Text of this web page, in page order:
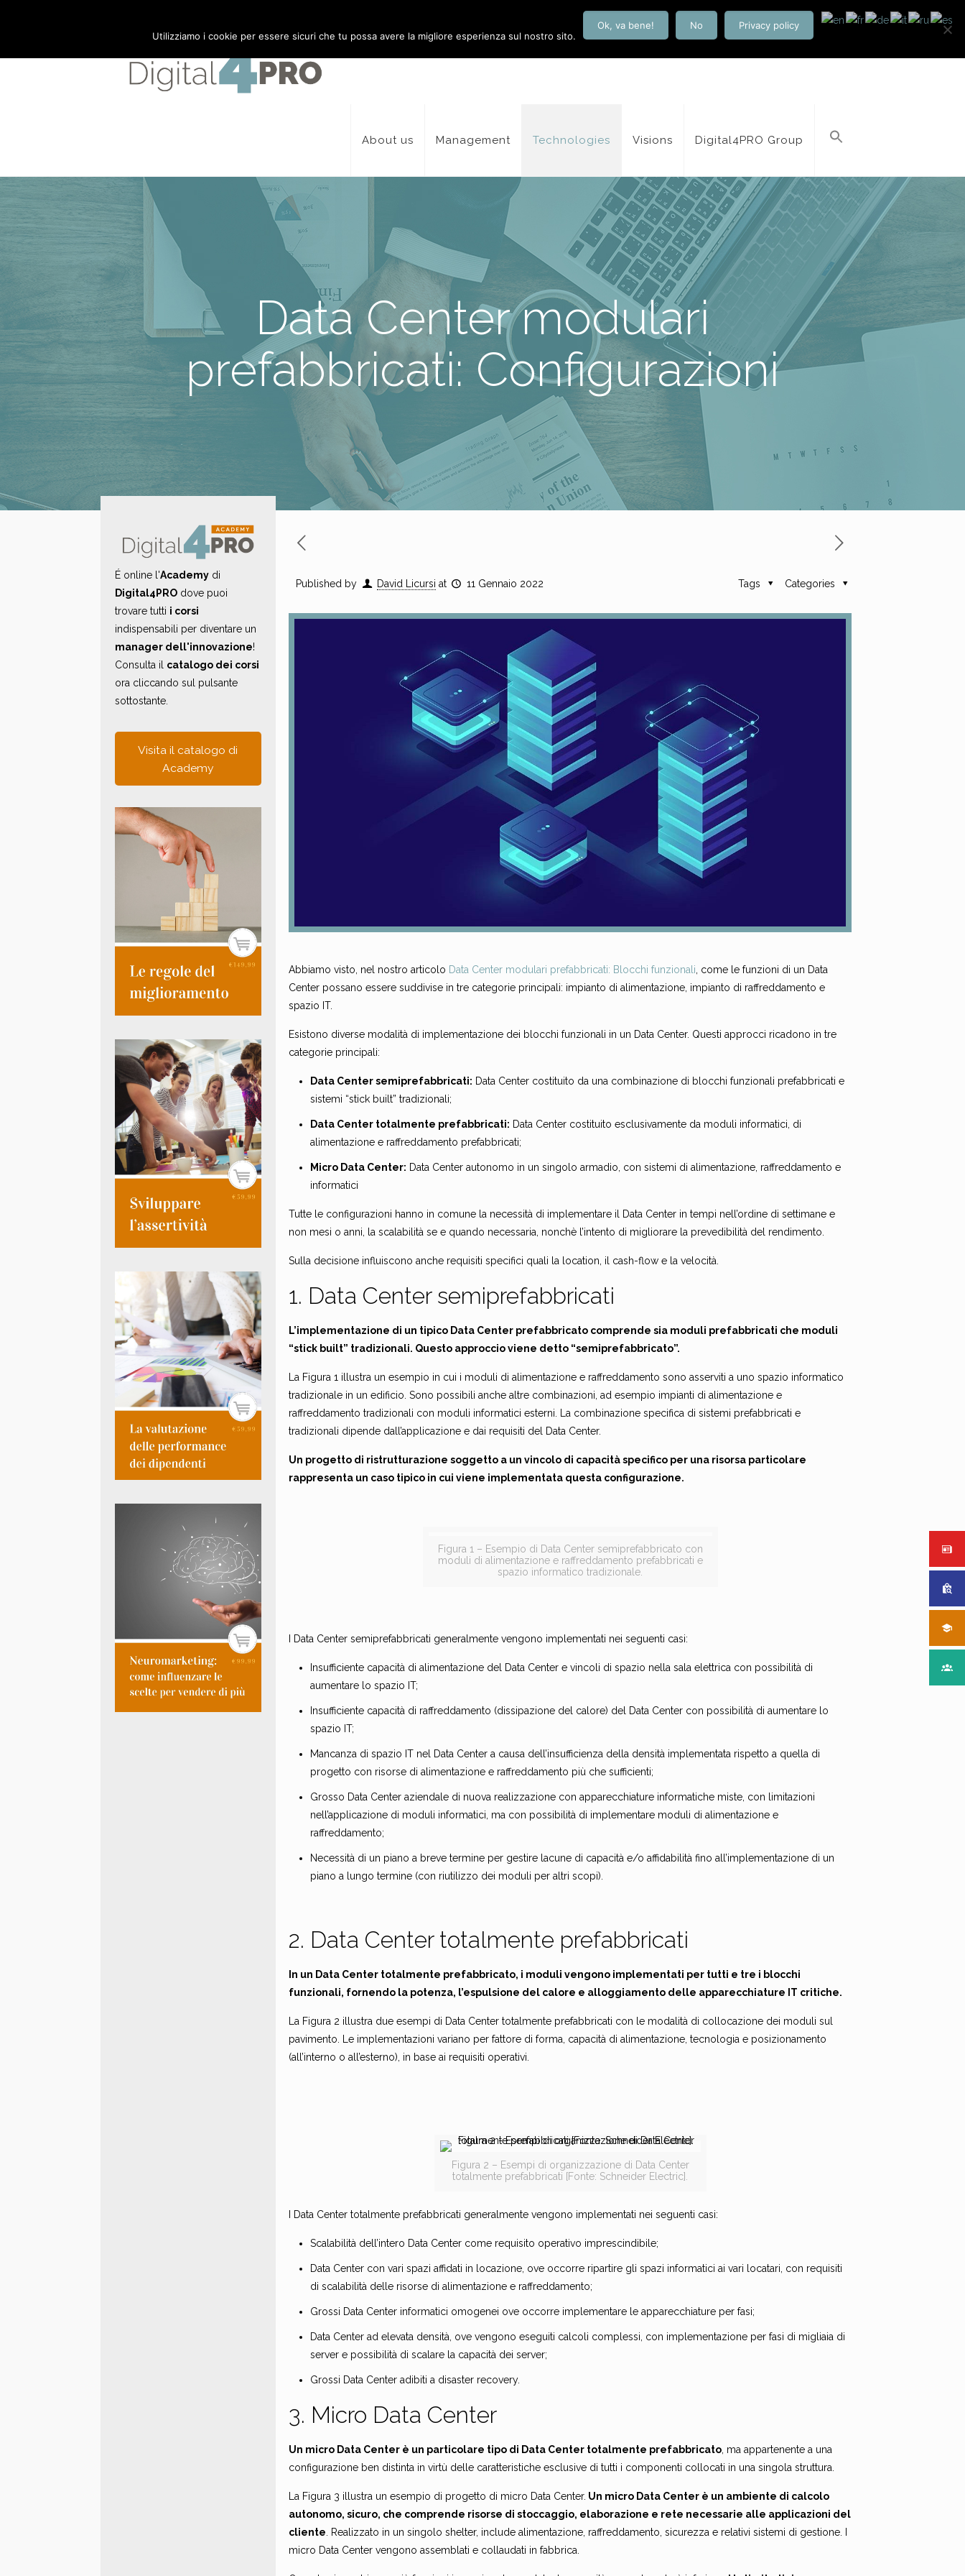
About us Management Technologies Visions Digital4PRO Group
Data Center modulari
prefabbricati: Configurazioni
Published by David Licursi at 11 Gennaio 2022 Categories
Tags
Abbiamo visto, nel nostro articolo Data Center modulari prefabbricati: Blocchi funzionali , come le funzioni di un Data
Center possano essere suddivise in tre categorie principali: impianto di alimentazione, impianto di raffreddamento e
spazio IT.
Esistono diverse modalità di implementazione dei blocchi funzionali in un Data Center. Questi approcci ricadono in tre
categorie principali:
Data Center semiprefabbricati: Data Center costituito da una combinazione di blocchi funzionali prefabbricati e
sistemi “stick built” tradizionali;
Data Center totalmente prefabbricati: Data Center costituito esclusivamente da moduli informatici, di
alimentazione e raffreddamento prefabbricati;
Micro Data Center: Data Center autonomo in un singolo armadio, con sistemi di alimentazione, raffreddamento e
informatici
Tutte le configurazioni hanno in comune la necessità di implementare il Data Center in tempi nell’ordine di settimane e
non mesi o anni, la scalabilità se e quando necessaria, nonchè l’intento di migliorare la prevedibilità del rendimento.
Sulla decisione influiscono anche requisiti specifici quali la location, il cash-flow e la velocità.
1. Data Center semiprefabbricati
L’implementazione di un tipico Data Center prefabbricato comprende sia moduli prefabbricati che moduli
“stick built” tradizionali. Questo approccio viene detto “semiprefabbricato”.
La Figura 1 illustra un esempio in cui i moduli di alimentazione e raffreddamento sono asserviti a uno spazio informatico
tradizionale in un edificio. Sono possibili anche altre combinazioni, ad esempio impianti di alimentazione e
raffreddamento tradizionali con moduli informatici esterni. La combinazione specifica di sistemi prefabbricati e
tradizionali dipende dall’applicazione e dai requisiti del Data Center.
Un progetto di ristrutturazione soggetto a un vincolo di capacità specifico per una risorsa particolare
rappresenta un caso tipico in cui viene implementata questa configurazione.
Figura 1 – Esempio di Data Center semiprefabbricato con
moduli di alimentazione e raffreddamento prefabbricati e
spazio informatico tradizionale.
I Data Center semiprefabbricati generalmente vengono implementati nei seguenti casi:
Insufficiente capacità di alimentazione del Data Center e vincoli di spazio nella sala elettrica con possibilità di
aumentare lo spazio IT;
Insufficiente capacità di raffreddamento (dissipazione del calore) del Data Center con possibilità di aumentare lo
spazio IT;
Mancanza di spazio IT nel Data Center a causa dell’insufficienza della densità implementata rispetto a quella di
progetto con risorse di alimentazione e raffreddamento più che sufficienti;
Grosso Data Center aziendale di nuova realizzazione con apparecchiature informatiche miste, con limitazioni
nell’applicazione di moduli informatici, ma con possibilità di implementare moduli di alimentazione e
raffreddamento;
Necessità di un piano a breve termine per gestire lacune di capacità e/o affidabilità fino all’implementazione di un
piano a lungo termine (con riutilizzo dei moduli per altri scopi).
2. Data Center totalmente prefabbricati
In un Data Center totalmente prefabbricato, i moduli vengono implementati per tutti e tre i blocchi
funzionali, fornendo la potenza, l’espulsione del calore e alloggiamento delle apparecchiature IT critiche.
La Figura 2 illustra due esempi di Data Center totalmente prefabbricati con le modalità di collocazione dei moduli sul
pavimento. Le implementazioni variano per fattore di forma, capacità di alimentazione, tecnologia e posizionamento
(all’interno o all’esterno), in base ai requisiti operativi.
Figura 2 – Esempi di organizzazione di Data Center
totalmente prefabbricati [Fonte: Schneider Electric].
I Data Center totalmente prefabbricati generalmente vengono implementati nei seguenti casi:
Scalabilità dell’intero Data Center come requisito operativo imprescindibile;
Data Center con vari spazi affidati in locazione, ove occorre ripartire gli spazi informatici ai vari locatari, con requisiti
di scalabilità delle risorse di alimentazione e raffreddamento;
Grossi Data Center informatici omogenei ove occorre implementare le apparecchiature per fasi;
Data Center ad elevata densità, ove vengono eseguiti calcoli complessi, con implementazione per fasi di migliaia di
server e possibilità di scalare la capacità dei server;
Grossi Data Center adibiti a disaster recovery.
3. Micro Data Center
Un micro Data Center è un particolare tipo di Data Center totalmente prefabbricato , ma appartenente a una
configurazione ben distinta in virtù delle caratteristiche esclusive di tutti i componenti collocati in una singola struttura.
La Figura 3 illustra un esempio di progetto di micro Data Center. Un micro Data Center è un ambiente di calcolo
autonomo, sicuro, che comprende risorse di stoccaggio, elaborazione e rete necessarie alle applicazioni del
cliente . Realizzato in un singolo shelter, include alimentazione, raffreddamento, sicurezza e relativi sistemi di gestione. I
micro Data Center vengono assemblati e collaudati in fabbrica.
É online l'Academydi
Digital4PROdove puoi
trovare tutti i corsi
indispensabili per diventare un
manager dell'innovazione!
Consulta il catalogo dei corsi
ora cliccando sul pulsante
sottostante.
Visita il catalogo di
Academy
Utilizziamo i cookie per essere sicuri che tu possa avere la migliore esperienza sul nostro sito.
Ok, va bene! No Privacy policy